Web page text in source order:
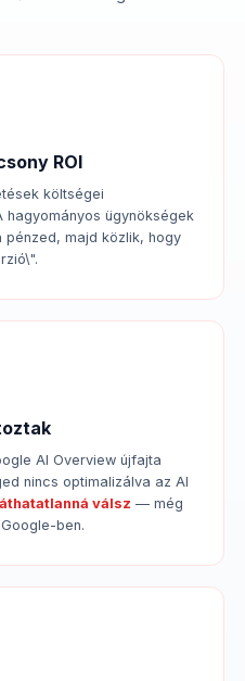
ROI
költségei
hagyományos ügynökségek
majd közlik, hogy
AI Overview újfajta
nincs optimalizálva az AI
válsz — még
ben.